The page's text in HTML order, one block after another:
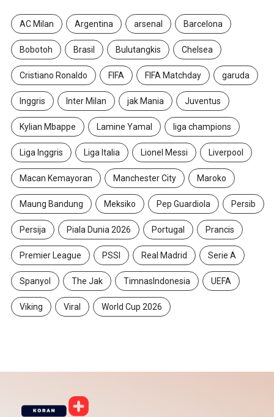
AC Milan Argentina arsenal Barcelona
Bobotoh Brasil Bulutangkis Chelsea
Cristiano Ronaldo FIFA FIFA Matchday garuda
Inggris Inter Milan jak Mania Juventus
Kylian Mbappe Lamine Yamal liga champions
Liga Inggris Liga Italia Lionel Messi Liverpool
Macan Kemayoran Manchester City Maroko
Maung Bandung Meksiko Pep Guardiola Persib
Persija Piala Dunia 2026 Portugal Prancis
Premier League PSSI Real Madrid Serie A
Spanyol The Jak TimnasIndonesia UEFA
Viking Viral World Cup 2026